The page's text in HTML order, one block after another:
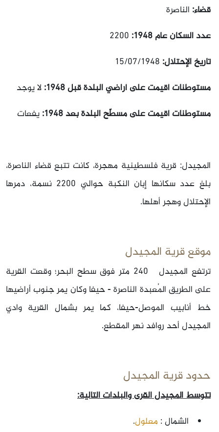
قضاء: الناصرة
عدد السكان عام 1948:
تاريخ الإحتلال:
مستوطنات أقيمت على أراضي البلدة قبل 1948:
لا يوجد
مستوطنات أقيمت على مسطّح البلدة بعد 1948:
يفعات
المجيدل: قرية فلسطينية مهجرة، كانت تتبع قضاء الناصرة،
بلغ عدد سكانها إبان النكبة حوالي 2200 نسمة، دمرها
الإحتلال وهجر أهلها.
موقع قرية المجيدل
ترتفع المجيدل 240 متر فوق سطح البحر؛ وقعت القرية
على الطريق المُعبدة الناصرة - حيفا وكان يمر جنوب أراضيها
خط أنابيب الموصل-حيفا، كما يمر بشمال القرية وادي
المجيدل أحد روافد نهر المقطع.
حدود قرية المجيدل
تتوسط المجيدل القرى والبلدات التالية:
الشمال : معلول.